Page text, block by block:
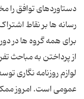
دستاوردهای توافق را
رسانه ها بر نقاط
برای همه گروه ها در
از پرداختن به مباحث
لوازم روزنامه نگاری
عمومی است. امروز